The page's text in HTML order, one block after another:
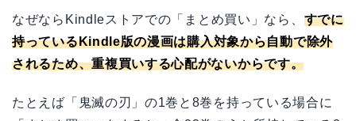
なぜならKindleストアでの「まとめ買い」なら、 すでに
持っているKindle版の漫画は購入対象から自動で除外
されるため、重複買いする心配がないからです。
たとえば「鬼滅の刃」の1巻と8巻を持っている場合に